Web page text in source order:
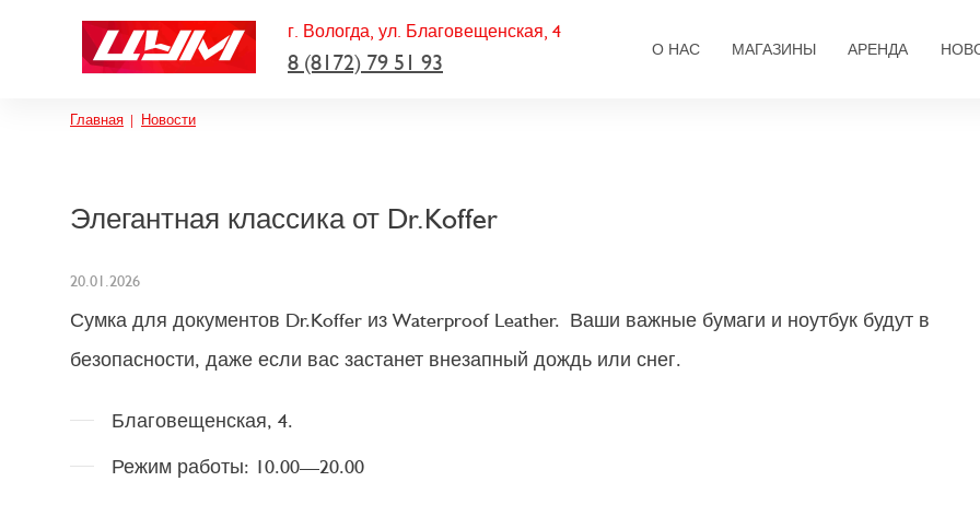
г. Вологда, ул. Благовещенская, 4
8 (8172) 79 51 93 Основная
О НАС МАГАЗИНЫ АРЕНДА
Строка навигации
Главная Новости
Элегантная классика от Dr.Koffer
20.01.2026
Сумка для документов Dr.Koffer из Waterproof Leather. Ваши важные бумаги и ноутбук будут в
безопасности, даже если вас застанет внезапный дождь или снег.
Благовещенская, 4.
Режим работы: 10.00—20.00